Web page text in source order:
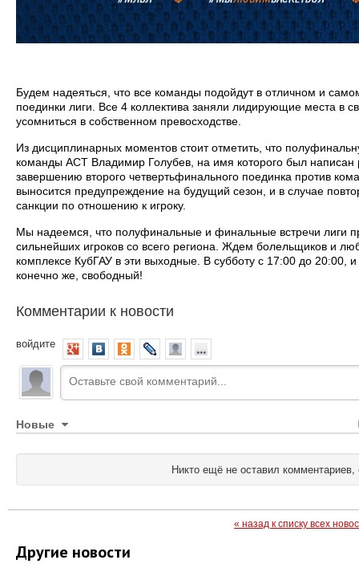
Будем надеяться, что все команды подойдут в отличном и
поединки лиги. Все 4 коллектива заняли лидирующие места в
усомниться в собственном превосходстве.
Из дисциплинарных моментов стоит отметить, что
команды АСТ Владимир Голубев, на имя которого был
завершению второго четвертьфинального поединка против
выносится предупреждение на будущий сезон, и в случае
санкции по отношению к игроку.
Мы надеемся, что полуфинальные и финальные встречи лиги
сильнейших игроков со всего региона. Ждем болельщиков и
комплексе КубГАУ в эти выходные. В субботу с 17:00 до 20:00,
конечно же, свободный!
Комментарии к новости
войдите
Новые
Никто ещё не оставил комментариев,
« назад к списку всех
Другие новости